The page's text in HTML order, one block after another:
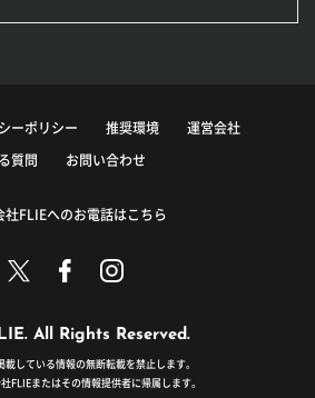
ーポリシー 推奨環境 運営会社
質問 お問い合わせ
社FLIEへのお電話はこちら
All Rights Reserved.
載している情報の無断転載を禁止します。
FLIEまたはその情報提供者に帰属します。